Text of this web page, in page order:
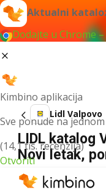
Aktualni
Dodajte u Chrome –
Kimbino aplikacija
Sve ponude na
(14,1 tis. recenzija)
Otvoriti
Lidl Valpovo
LIDL katalog
Novi letak,